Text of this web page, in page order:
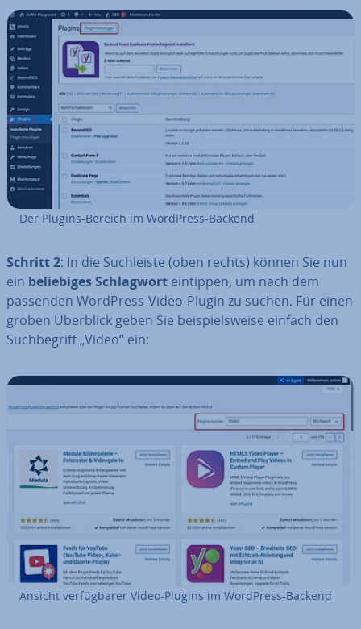
Der Plugins-Bereich im WordPress-Backend
Schritt 2: In die Such­leis­te (oben rechts) können Sie nun
ein be­lie­bi­ges Schlag­wort eintippen, um nach dem
passenden WordPress-Video-Plugin zu suchen. Für einen
groben Überblick geben Sie bei­spiels­wei­se einfach den
Such­be­griff „Video“ ein:
Ansicht ver­füg­ba­rer Video-Plugins im WordPress-Backend